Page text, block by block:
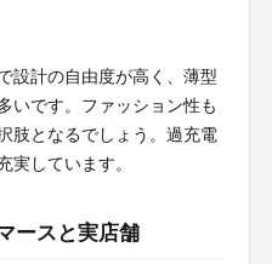
設計の自由度が高く、薄型
いです。ファッション性も
肢となるでしょう。過充電
実しています。
ースと実店舗